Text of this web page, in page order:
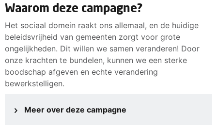
werkt als jeugdzorgmedewerker of woont als kind
woont of je een beschutte werkplek krijgt, of
onvrijwillig aan de kant blijft staan.
In elke gemeente recht hebt op dezelfde WMO-,
minimaregelingen en jeugdhulpvoorzieningen, evenals
op een beschutte of aangepaste werkplek.
petitie: https://www.fnv.nl/petities/petitie-stop-de-
Waarom deze campagne?
Het sociaal domein raakt ons allemaal, en de huidige
beleidsvrijheid van gemeenten zorgt voor grote
ongelijkheden. Dit willen we samen veranderen! Door
onze krachten te bundelen, kunnen we een sterke
boodschap afgeven en echte verandering
bewerkstelligen.
Meer over deze campagne